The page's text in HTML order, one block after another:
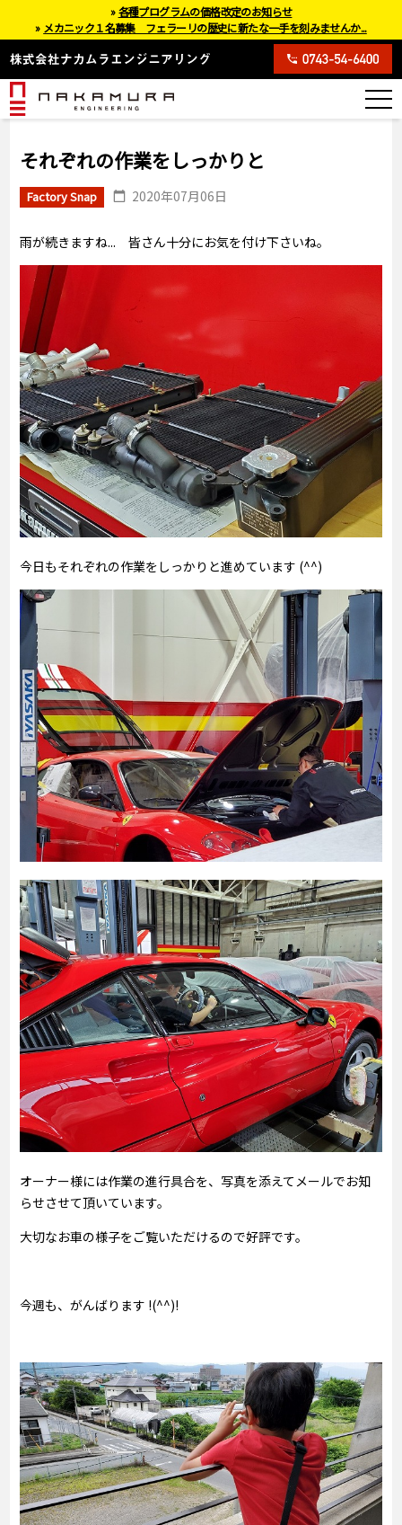
それぞれの作業をしっかりと
Factory Snap 2020年07月06日
雨が続きますね... 皆さん十分にお気を付け下さいね。
今日もそれぞれの作業をしっかりと進めています (^^)
オーナー様には作業の進行具合を、写真を添えてメールでお知
らせさせて頂いています。
大切なお車の様子をご覧いただけるので好評です。
今週も、がんばります !(^^)!
»各種プログラムの価格改定のお知らせ
» メカニック１名募集 フェラーリの歴史に新たな一手を刻みませんか...